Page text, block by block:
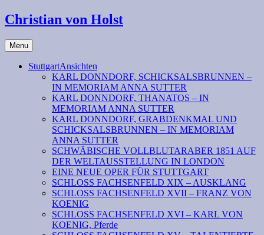
Christian von Holst
Menu
StuttgartAnsichten
KARL DONNDORF, SCHICKSALSBRUNNEN –
IN MEMORIAM ANNA SUTTER
KARL DONNDORF, THANATOS – IN
MEMORIAM ANNA SUTTER
KARL DONNDORF, GRABDENKMAL UND
SCHICKSALSBRUNNEN – IN MEMORIAM
ANNA SUTTER
SCHWÄBISCHE VOLLBLUTARABER 1851 AUF
DER WELTAUSSTELLUNG IN LONDON
EINE NEUE OPER FÜR STUTTGART
SCHLOSS FACHSENFELD XIX – AUSKLANG
SCHLOSS FACHSENFELD XVII – FRANZ VON
KOENIG
SCHLOSS FACHSENFELD XVI – KARL VON
KOENIG, Pferde